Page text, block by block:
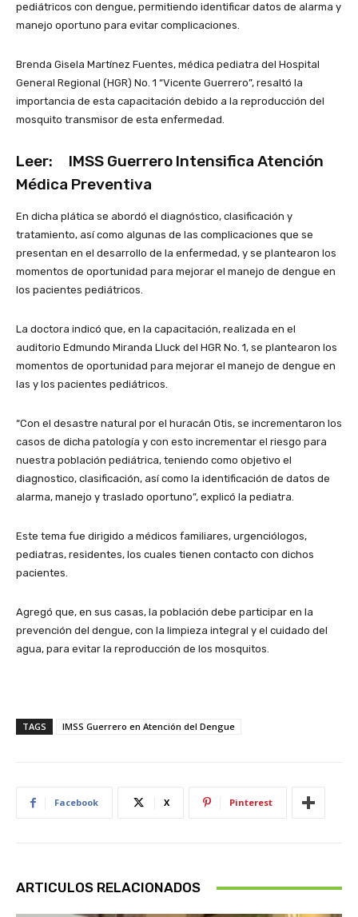
pediátricos con dengue, permitiendo identificar datos de alarma y
manejo oportuno para evitar complicaciones.
Brenda Gisela Martínez Fuentes, médica pediatra del Hospital
General Regional (HGR) No. 1 “Vicente Guerrero”, resaltó la
importancia de esta capacitación debido a la reproducción del
mosquito transmisor de esta enfermedad.
Leer: IMSS Guerrero Intensifica Atención
Médica Preventiva
En dicha plática se abordó el diagnóstico, clasificación y
tratamiento, así como algunas de las complicaciones que se
presentan en el desarrollo de la enfermedad, y se plantearon los
momentos de oportunidad para mejorar el manejo de dengue en
los pacientes pediátricos.
La doctora indicó que, en la capacitación, realizada en el
auditorio Edmundo Miranda Lluck del HGR No. 1, se plantearon los
momentos de oportunidad para mejorar el manejo de dengue en
las y los pacientes pediátricos.
“Con el desastre natural por el huracán Otis, se incrementaron los
casos de dicha patología y con esto incrementar el riesgo para
nuestra población pediátrica, teniendo como objetivo el
diagnostico, clasificación, así como la identificación de datos de
alarma, manejo y traslado oportuno”, explicó la pediatra.
Este tema fue dirigido a médicos familiares, urgenciólogos,
pediatras, residentes, los cuales tienen contacto con dichos
pacientes.
Agregó que, en sus casas, la población debe participar en la
prevención del dengue, con la limpieza integral y el cuidado del
agua, para evitar la reproducción de los mosquitos.
TAGS IMSS Guerrero en Atención del Dengue
Facebook X Pinterest
ARTICULOS RELACIONADOS